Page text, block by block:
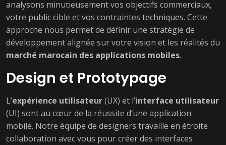
analysons minutieusement vos objectifs commerciaux,
votre public cible et vos contraintes techniques. Cette
approche nous permet de définir une stratégie de
développement alignée sur votre vision et les réalités du
marché marocain des applications mobiles.
Design et Prototypage
L’expérience utilisateur(UX) et l’interface utilisateur
(UI) sont au cœur de la réussite d’une application
mobile. Notre équipe de designers travaille en étroite
collaboration avec vous pour créer des interfaces